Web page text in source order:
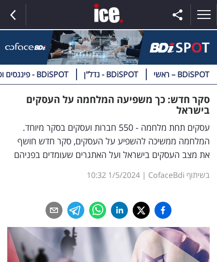
הנבחרת
השוק
תקשורת
ומדיה
נדל"ן
דיגיטל
BDiSPOT – ראשי BDiSPOT - נדל"ן BDiSPOT - פיננסים וטק
סקר חדש: כך משפיעה המלחמה על העסקים
בישראל
עסקים תחת מלחמה - 550 חברות ועסקים בסקר מיוחד.
המלחמה ממשיכה להשפיע על העסקים, סקר חדש חושף
את מצב העסקים בישראל ועל האתגרים שעומדים בפניהם
בשיתוף CofaceBdi |
1/5/2024
10:32